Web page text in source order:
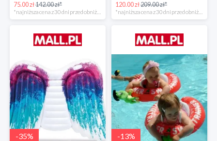
75.00 zł142.00 zł*
*najniższa cena z 30 dni przed obniżką
120.00 zł209.00 zł*
*najniższa cena z 30 dni przed obniżką
-35% -13%